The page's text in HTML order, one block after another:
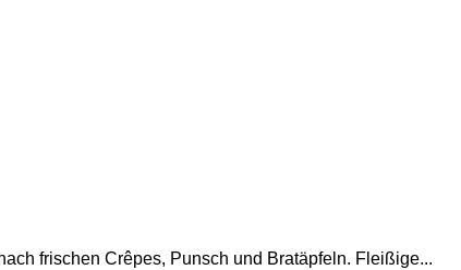
frischen Crêpes, Punsch und Bratäpfeln. Fleißige...